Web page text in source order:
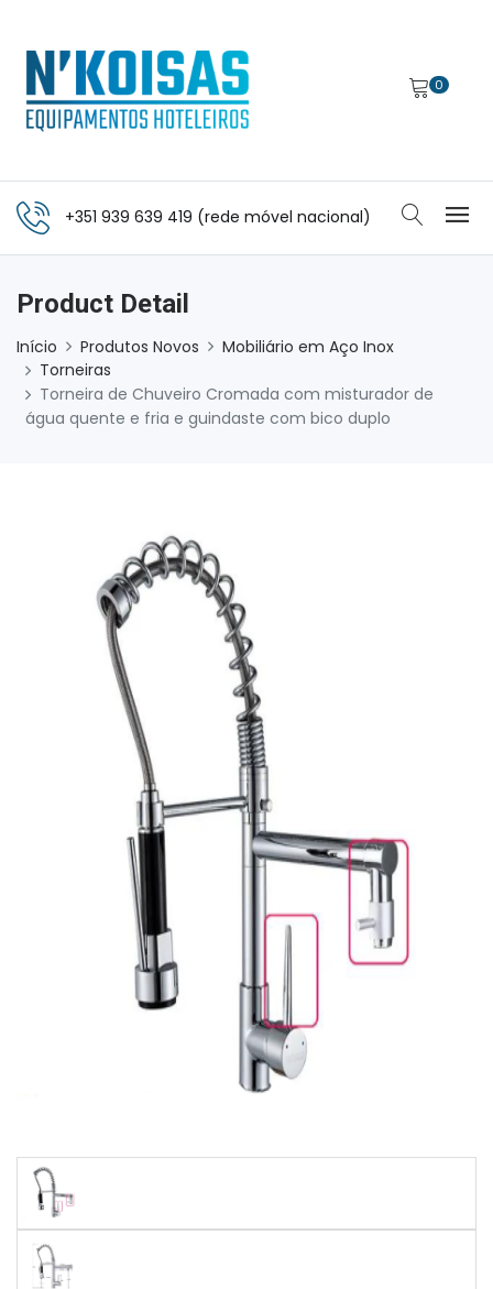
0
+351 939 639 419 (rede móvel nacional)
Product Detail
Início Produtos Novos
Mobiliário em Aço Inox
Torneiras
Torneira de Chuveiro Cromada com misturador de
água quente e fria e guindaste com bico duplo